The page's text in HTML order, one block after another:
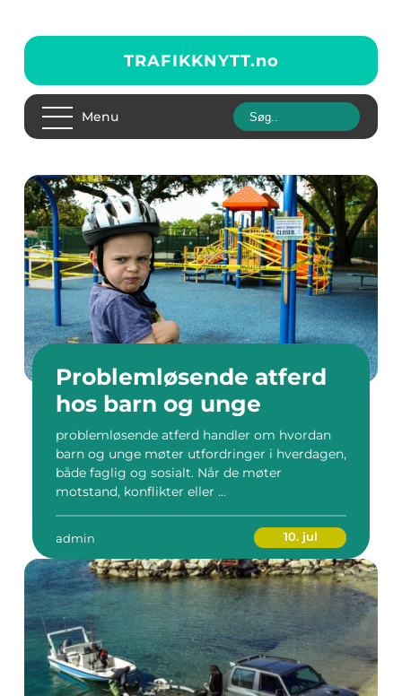
TRAFIKKNYTT.no
Menu
Problemløsende atferd
hos barn og unge
problemløsende atferd handler om hvordan
barn og unge møter utfordringer i hverdagen,
både faglig og sosialt. Når de møter
motstand, konflikter eller ...
admin 10. jul